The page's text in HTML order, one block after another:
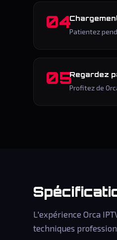
04Patientez
05Regardez
Profitez de
L'expérience Orca
techniques